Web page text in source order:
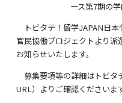
ース第7期の
トビタテ！留学JAPAN日本
官民協働プロジェクトより
お知らせいたします。
募集要項等の詳細はトビタ
URL）よりご確認くださいま